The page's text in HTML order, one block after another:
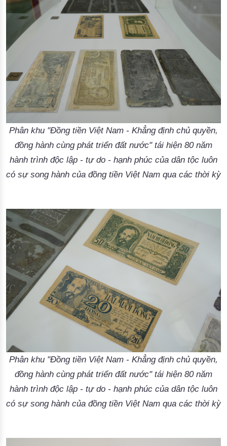
Phân khu "Đồng tiền Việt Nam - Khẳng định chủ quyền,
đồng hành cùng phát triển đất nước" tái hiện 80 năm
hành trình độc lập - tự do - hạnh phúc của dân tộc luôn
có sự song hành của đồng tiền Việt Nam qua các thời kỳ
Phân khu "Đồng tiền Việt Nam - Khẳng định chủ quyền,
đồng hành cùng phát triển đất nước" tái hiện 80 năm
hành trình độc lập - tự do - hạnh phúc của dân tộc luôn
có sự song hành của đồng tiền Việt Nam qua các thời kỳ